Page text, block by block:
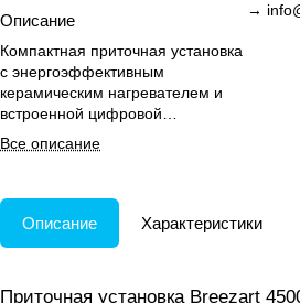
Описание
Компактная приточная установка
с энергоэффективным
керамическим нагревателем и
встроенной цифровой
автоматики для VAV-систем в
офисах и гостиницах.
Все описание
→
Описание Характеристики
Приточная установка Breezart